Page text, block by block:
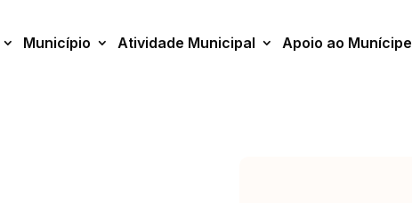
Município Atividade Municipal Apoio ao Munícipe